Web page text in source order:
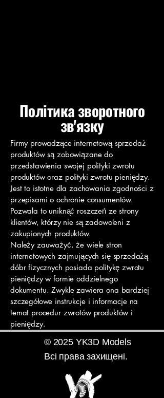
Політика зворотного
зв'язку
Firmy prowadzące internetową sprzedaż
produktów są zobowiązane do
przedstawienia swojej polityki zwrotu
produktów oraz polityki zwrotu pieniędzy.
Jest to istotne dla zachowania zgodności z
przepisami o ochronie consumentów.
Pozwala to uniknąć roszczeń ze strony
klientów, którzy nie są zadowoleni z
zakupionych produktów.
Należy zauważyć, że wiele stron
internetowych zajmujących się sprzedażą
dóbr fizycznych posiada politykę zwrotu
pieniędzy w formie oddzielnego
dokumentu. Zwykle zawiera ona bardziej
szczegółowe instrukcje i informacje na
temat procedur zwrotów produktów i
pieniędzy.
© 2025 YK3D Models
Всі права захищені.